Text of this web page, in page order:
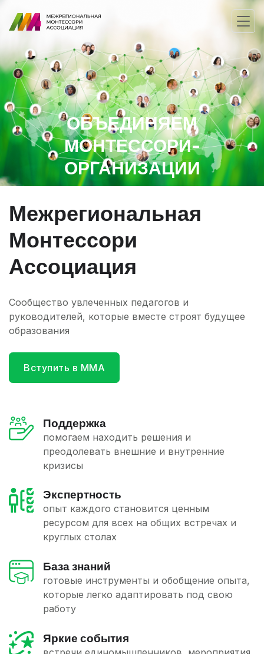
ОБЪЕДИНЯЕМ
МОНТЕССОРИ-
ОРГАНИЗАЦИИ
Межрегиональная
Монтессори
Ассоциация
Сообщество увлеченных педагогов и
руководителей, которые вместе строят будущее
образования
Вступить в ММА
Поддержка
помогаем находить решения и
преодолевать внешние и внутренние
кризисы
Экспертность
опыт каждого становится ценным
ресурсом для всех на общих встречах и
круглых столах
База знаний
готовые инструменты и обобщение опыта,
которые легко адаптировать под свою
работу
Яркие события